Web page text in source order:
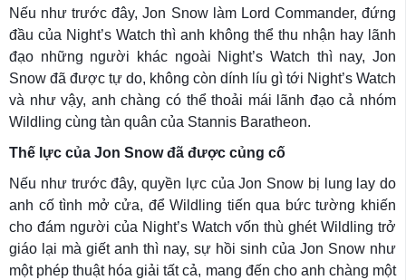
Nếu như trước đây, Jon Snow làm Lord Commander, đứng
đầu của Night’s Watch thì anh không thể thu nhận hay lãnh
đạo những người khác ngoài Night’s Watch thì nay, Jon
Snow đã được tự do, không còn dính líu gì tới Night’s Watch
và như vậy, anh chàng có thể thoải mái lãnh đạo cả nhóm
Wildling cùng tàn quân của Stannis Baratheon.
Thế lực của Jon Snow đã được củng cố
Nếu như trước đây, quyền lực của Jon Snow bị lung lay do
anh cố tình mở cửa, để Wildling tiến qua bức tường khiến
cho đám người của Night’s Watch vốn thù ghét Wildling trở
giáo lại mà giết anh thì nay, sự hồi sinh của Jon Snow như
một phép thuật hóa giải tất cả, mang đến cho anh chàng một